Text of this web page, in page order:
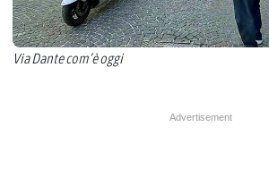
Via Dante com’è oggi